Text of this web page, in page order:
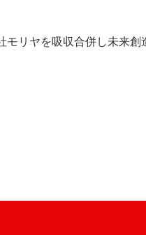
モリヤを吸収合併し未来創